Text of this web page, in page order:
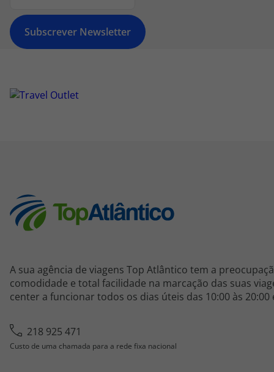
Subscrever Newsletter
A sua agência de viagens Top Atlântico tem a
comodidade e total facilidade na marcação das suas
center a funcionar todos os dias úteis das 10:00 às 20:00
218 925 471
Custo de uma chamada para a rede fixa nacional